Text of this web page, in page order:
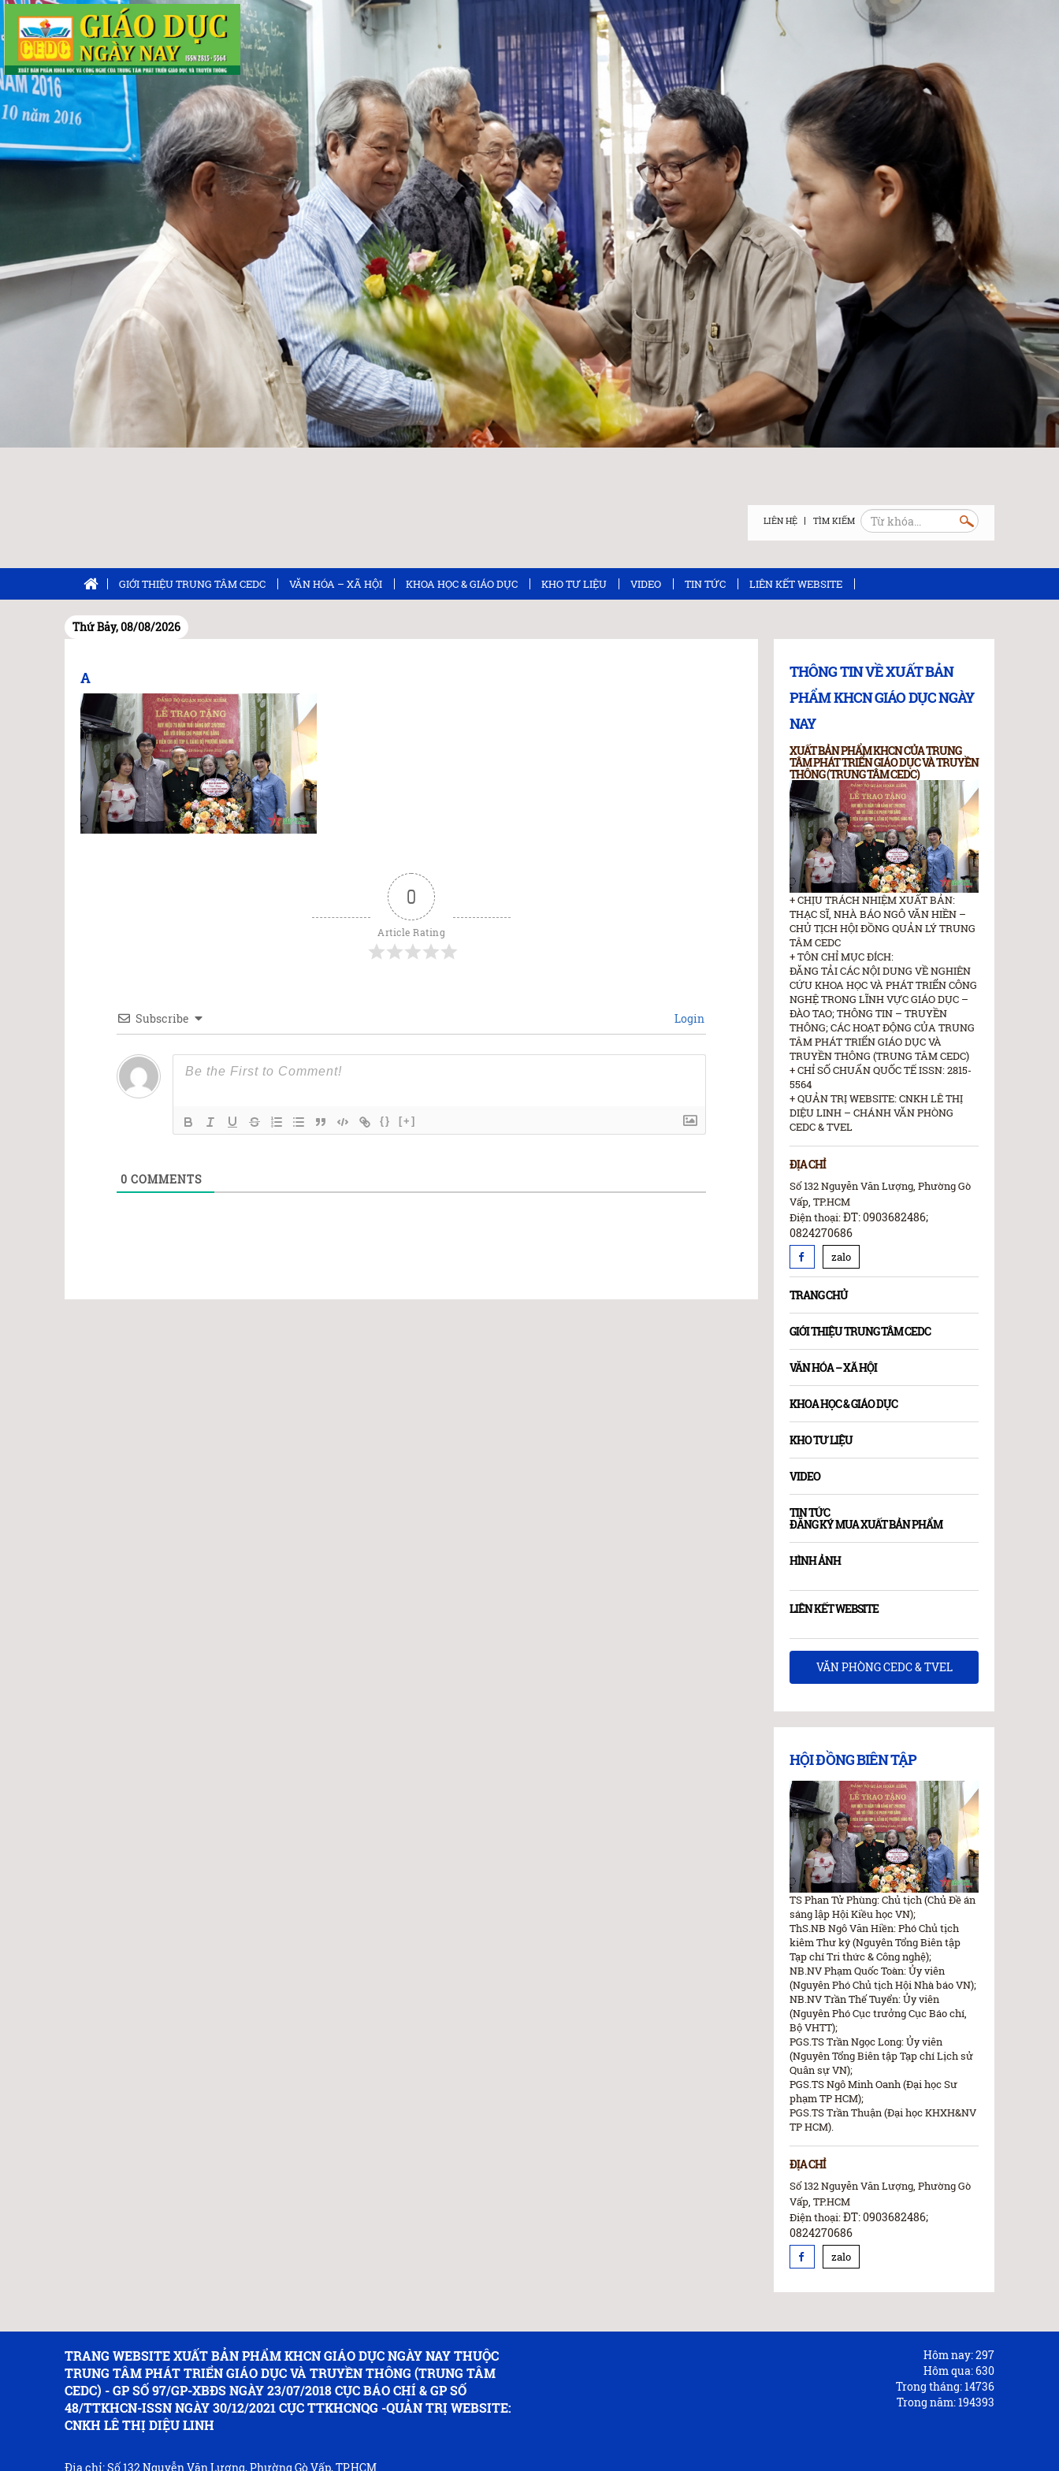
LIÊN HỆ
GIỚI THIỆU TRUNG TÂM CEDC VĂN HÓA – XÃ HỘI KHOA HỌC & GIÁO DỤC KHO TƯ LIỆU VIDEO TIN TỨC LIÊN KẾT WEBSITE
Thứ Bảy, 08/08/2026
A
0
Article Rating
Subscribe Login
{} [+]
0 COMMENTS
THÔNG TIN VỀ XUẤT BẢN
PHẨM KHCN GIÁO DỤC NGÀY
NAY
XUẤT BẢN PHẨM KHCN CỦA TRUNG
TÂM PHÁT TRIỂN GIÁO DỤC VÀ TRUYỀN
THÔNG (TRUNG TÂM CEDC)
+ CHỊU TRÁCH NHIỆM XUẤT BẢN:
THẠC SĨ, NHÀ BÁO NGÔ VĂN HIỀN –
CHỦ TỊCH HỘI ĐỒNG QUẢN LÝ TRUNG
TÂM CEDC
+ TÔN CHỈ MỤC ĐÍCH:
ĐĂNG TẢI CÁC NỘI DUNG VỀ NGHIÊN
CỨU KHOA HỌC VÀ PHÁT TRIỂN CÔNG
NGHỆ TRONG LĨNH VỰC GIÁO DỤC –
ĐÀO TAO; THÔNG TIN – TRUYỀN
THÔNG; CÁC HOẠT ĐỘNG CỦA TRUNG
TÂM PHÁT TRIỂN GIÁO DỤC VÀ
TRUYỀN THÔNG (TRUNG TÂM CEDC)
+ CHỈ SỐ CHUẨN QUỐC TẾ ISSN: 2815-
5564
+ QUẢN TRỊ WEBSITE: CNKH LÊ THỊ
DIỆU LINH – CHÁNH VĂN PHÒNG
CEDC & TVEL
ĐỊA CHỈ
Số 132 Nguyễn Văn Lượng, Phường Gò
Vấp, TP.HCM
Điện thoại:ĐT: 0903682486;
0824270686
zalo
TRANG CHỦ
GIỚI THIỆU TRUNG TÂM CEDC
VĂN HÓA – XÃ HỘI
KHOA HỌC & GIÁO DỤC
KHO TƯ LIỆU
VIDEO
TIN TỨC
ĐĂNG KÝ MUA XUẤT BẢN PHẨM
HÌNH ẢNH
LIÊN KẾT WEBSITE
VĂN PHÒNG CEDC & TVEL
HỘI ĐỒNG BIÊN TẬP
TS Phan Tử Phùng: Chủ tịch (Chủ Đề án
sáng lập Hội Kiều học VN);
ThS.NB Ngô Văn Hiền: Phó Chủ tịch
kiêm Thư ký (Nguyên Tổng Biên tập
Tạp chí Tri thức & Công nghệ);
NB.NV Phạm Quốc Toàn: Ủy viên
(Nguyên Phó Chủ tịch Hội Nhà báo VN);
NB.NV Trần Thế Tuyển: Ủy viên
(Nguyên Phó Cục trưởng Cục Báo chí,
Bộ VHTT);
PGS.TS Trần Ngọc Long: Ủy viên
(Nguyên Tổng Biên tập Tạp chí Lịch sử
Quân sự VN);
PGS.TS Ngô Minh Oanh (Đại học Sư
phạm TP HCM);
PGS.TS Trần Thuận (Đại học KHXH&NV
TP HCM).
ĐỊA CHỈ
Số 132 Nguyễn Văn Lượng, Phường Gò
Vấp, TP.HCM
Điện thoại:ĐT: 0903682486;
0824270686
zalo
TRANG WEBSITE XUẤT BẢN PHẨM KHCN GIÁO DỤC NGÀY NAY THUỘC
TRUNG TÂM PHÁT TRIỂN GIÁO DỤC VÀ TRUYỀN THÔNG (TRUNG TÂM
CEDC) - GP SỐ 97/GP-XBĐS NGÀY 23/07/2018 CỤC BÁO CHÍ & GP SỐ
48/TTKHCN-ISSN NGÀY 30/12/2021 CỤC TTKHCNQG -QUẢN TRỊ WEBSITE:
CNKH LÊ THỊ DIỆU LINH
Địa chỉ: Số 132 Nguyễn Văn Lượng, Phường Gò Vấp, TP.HCM
Hôm nay:297
Hôm qua:630
Trong tháng:14736
Trong năm:194393